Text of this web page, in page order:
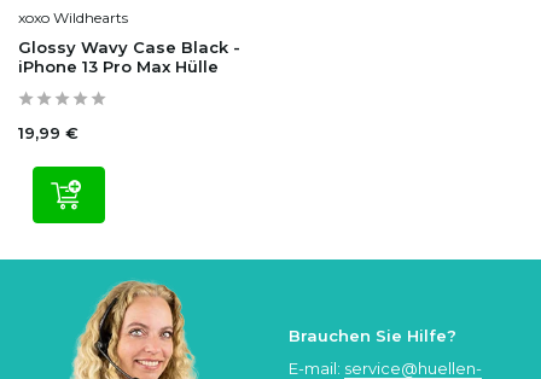
xoxo Wildhearts
Glossy Wavy Case Black -
iPhone 13 Pro Max Hülle
19,99 €
Brauchen Sie Hilfe?
E-mail: service@huellen-